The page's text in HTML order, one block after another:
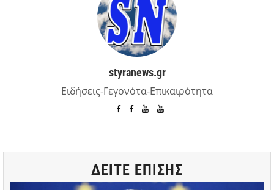
styranews.gr
Ειδήσεις-Γεγονότα-Επικαιρότητα
ΔΕΙΤΕ ΕΠΙΣΗΣ